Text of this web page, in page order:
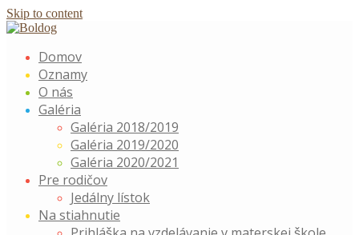
Skip to content
Domov
Oznamy
O nás
Galéria
Galéria 2018/2019
Galéria 2019/2020
Galéria 2020/2021
Pre rodičov
Jedálny lístok
Na stiahnutie